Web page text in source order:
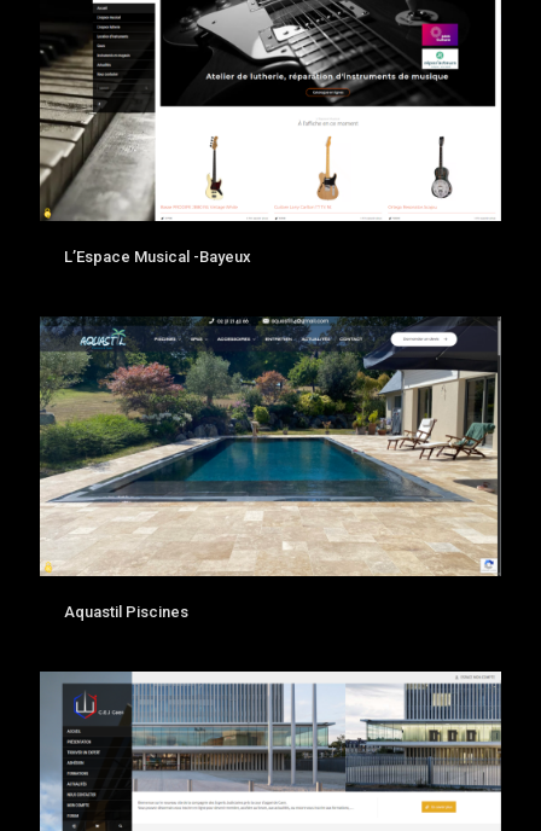
L’Espace Musical -Bayeux
Aquastil Piscines